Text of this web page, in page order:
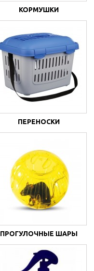
КОРМУШКИ
ПЕРЕНОСКИ
ПРОГУЛОЧНЫЕ ШАРЫ